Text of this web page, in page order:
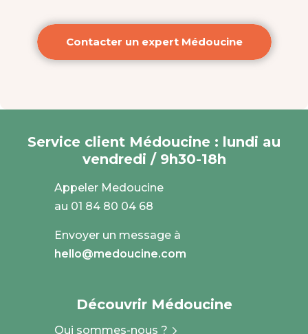
Contacter un expert Médoucine
Service client Médoucine : lundi au
vendredi / 9h30-18h
Appeler Medoucine
au 01 84 80 04 68
Envoyer un message à
hello@medoucine.com
Découvrir Médoucine
Qui sommes-nous ?